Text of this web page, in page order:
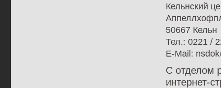
Кельнский
50667 Кельн
Тел.: 0221 /
E-Mail:
С отделом
интернет-